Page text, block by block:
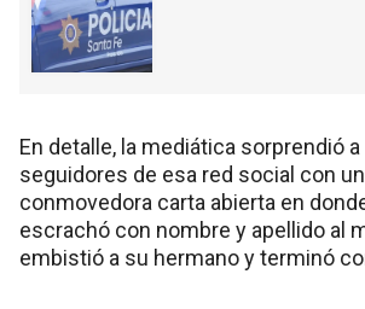
En detalle, la mediática sorprendió
seguidores de esa red social con
conmovedora carta abierta en
escrachó con nombre y apellido al
embistió a su hermano y terminó